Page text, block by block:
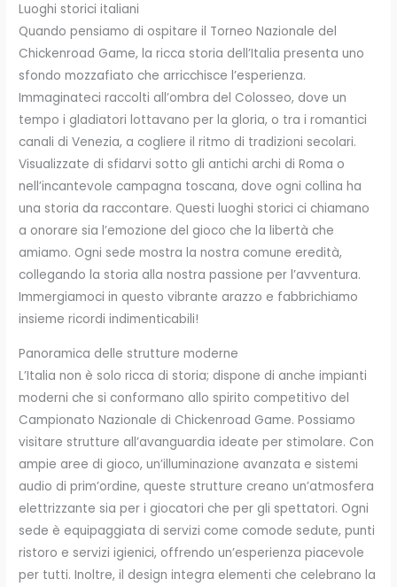
Luoghi storici italiani
Quando pensiamo di ospitare il Torneo Nazionale del
Chickenroad Game, la ricca storia dell’Italia presenta uno
sfondo mozzafiato che arricchisce l’esperienza.
Immaginateci raccolti all’ombra del Colosseo, dove un
tempo i gladiatori lottavano per la gloria, o tra i romantici
canali di Venezia, a cogliere il ritmo di tradizioni secolari.
Visualizzate di sfidarvi sotto gli antichi archi di Roma o
nell’incantevole campagna toscana, dove ogni collina ha
una storia da raccontare. Questi luoghi storici ci chiamano
a onorare sia l’emozione del gioco che la libertà che
amiamo. Ogni sede mostra la nostra comune eredità,
collegando la storia alla nostra passione per l’avventura.
Immergiamoci in questo vibrante arazzo e fabbrichiamo
insieme ricordi indimenticabili!
Panoramica delle strutture moderne
L’Italia non è solo ricca di storia; dispone di anche impianti
moderni che si conformano allo spirito competitivo del
Campionato Nazionale di Chickenroad Game. Possiamo
visitare strutture all’avanguardia ideate per stimolare. Con
ampie aree di gioco, un’illuminazione avanzata e sistemi
audio di prim’ordine, queste strutture creano un’atmosfera
elettrizzante sia per i giocatori che per gli spettatori. Ogni
sede è equipaggiata di servizi come comode sedute, punti
ristoro e servizi igienici, offrendo un’esperienza piacevole
per tutti. Inoltre, il design integra elementi che celebrano la